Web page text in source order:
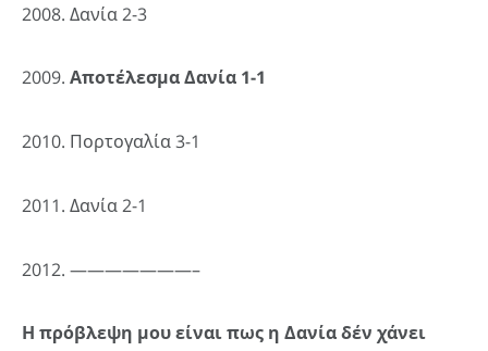
2008. Δανία 2-3
2009. Αποτέλεσμα Δανία 1-1
2010. Πορτογαλία 3-1
2011. Δανία 2-1
2012. ———————–
Η πρόβλεψη μου είναι πως η Δανία δέν χάνει